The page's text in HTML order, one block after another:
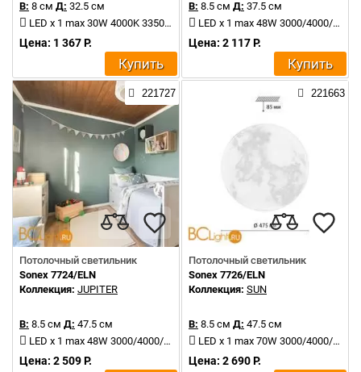
В: 8 см Д: 32.5 см
LED x 1 max 30W 4000K 3350Lm
Цена: 1 367 Р.
Купить
В: 8.5 см Д: 37.5 см
LED x 1 max 48W 3000/4000/6000K 5047Lm
Цена: 2 117 Р.
Купить
221727
Потолочный светильник
Sonex 7724/ELN
Коллекция: JUPITER
В: 8.5 см Д: 47.5 см
LED x 1 max 48W 3000/4000/6000K 4370Lm
Цена: 2 509 Р.
221663
Потолочный светильник
Sonex 7726/ELN
Коллекция: SUN
В: 8.5 см Д: 47.5 см
LED x 1 max 70W 3000/4000/6000K 6050Lm
Цена: 2 690 Р.